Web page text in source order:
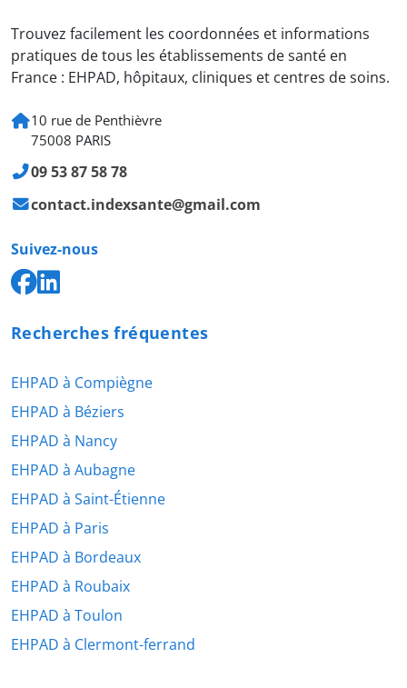
Trouvez facilement les coordonnées et informations
pratiques de tous les établissements de santé en
France : EHPAD, hôpitaux, cliniques et centres de soins.
10 rue de Penthièvre
75008 PARIS
09 53 87 58 78
contact.indexsante@gmail.com
Suivez-nous
Recherches fréquentes
EHPAD à Compiègne
EHPAD à Béziers
EHPAD à Nancy
EHPAD à Aubagne
EHPAD à Saint-Étienne
EHPAD à Paris
EHPAD à Bordeaux
EHPAD à Roubaix
EHPAD à Toulon
EHPAD à Clermont-ferrand